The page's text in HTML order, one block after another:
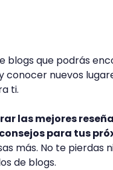
blogs que podrás
conocer nuevos
ti.
las mejores
para tus
más. No te pierdas
de blogs.